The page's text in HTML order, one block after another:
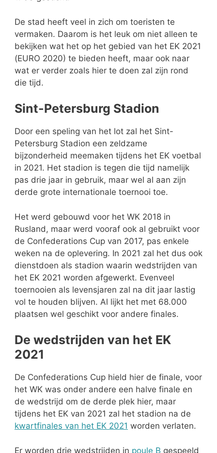
De stad heeft veel in zich om toeristen te
vermaken. Daarom is het leuk om niet alleen te
bekijken wat het op het gebied van het EK 2021
(EURO 2020) te bieden heeft, maar ook naar
wat er verder zoals hier te doen zal zijn rond
die tijd.
Sint-Petersburg Stadion
Door een speling van het lot zal het Sint-
Petersburg Stadion een zeldzame
bijzonderheid meemaken tijdens het EK voetbal
in 2021. Het stadion is tegen die tijd namelijk
pas drie jaar in gebruik, maar wel al aan zijn
derde grote internationale toernooi toe.
Het werd gebouwd voor het WK 2018 in
Rusland, maar werd vooraf ook al gebruikt voor
de Confederations Cup van 2017, pas enkele
weken na de oplevering. In 2021 zal het dus ook
dienstdoen als stadion waarin wedstrijden van
het EK 2021 worden afgewerkt. Evenveel
toernooien als levensjaren zal na dit jaar lastig
vol te houden blijven. Al lijkt het met 68.000
plaatsen wel geschikt voor andere finales.
De wedstrijden van het EK
2021
De Confederations Cup hield hier de finale, voor
het WK was onder andere een halve finale en
de wedstrijd om de derde plek hier, maar
tijdens het EK van 2021 zal het stadion na de
kwartfinales van het EK 2021 worden verlaten.
Er worden drie wedstrijden in poule B gespeeld